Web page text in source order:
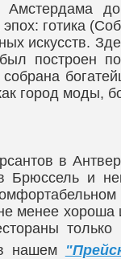
готика
искусств.
построен
город моды,
в
Брюссель и
менее хороша
нашем